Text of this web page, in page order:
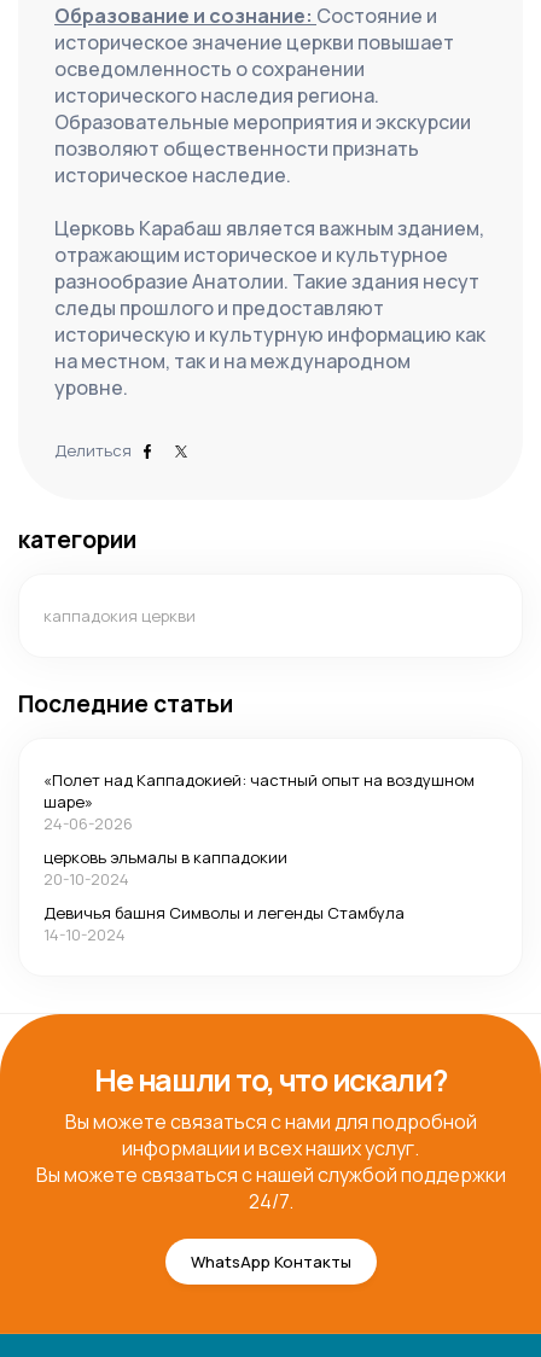
Образование и сознание: Состояние и
историческое значение церкви повышает
осведомленность о сохранении
исторического наследия региона.
Образовательные мероприятия и экскурсии
позволяют общественности признать
историческое наследие.
Церковь Карабаш является важным зданием,
отражающим историческое и культурное
разнообразие Анатолии. Такие здания несут
следы прошлого и предоставляют
историческую и культурную информацию как
на местном, так и на международном
уровне.
Делиться
категории
каппадокия церкви
Последние статьи
«Полет над Каппадокией: частный опыт на воздушном
шаре»
24-06-2026
церковь эльмалы в каппадокии
20-10-2024
Девичья башня Символы и легенды Стамбула
14-10-2024
Не нашли то, что искали?
Вы можете связаться с нами для подробной
информации и всех наших услуг.
Вы можете связаться с нашей службой поддержки
24/7.
WhatsApp Контакты